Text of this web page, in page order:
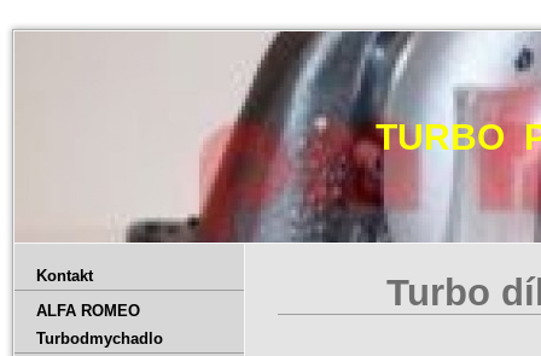
TURBO
Turbo
Kontakt
ALFA ROMEO
Turbodmychadlo